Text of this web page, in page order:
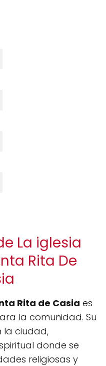
La iglesia
Rita De
Rita de Casia es
la comunidad. Su
la ciudad,
donde se
religiosas y